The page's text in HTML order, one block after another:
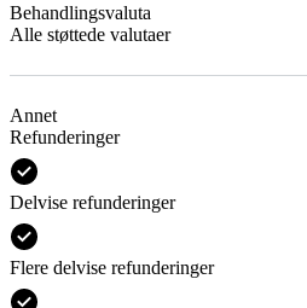
Behandlingsvaluta
Alle støttede valutaer
Annet
Refunderinger
Delvise refunderinger
Flere delvise refunderinger